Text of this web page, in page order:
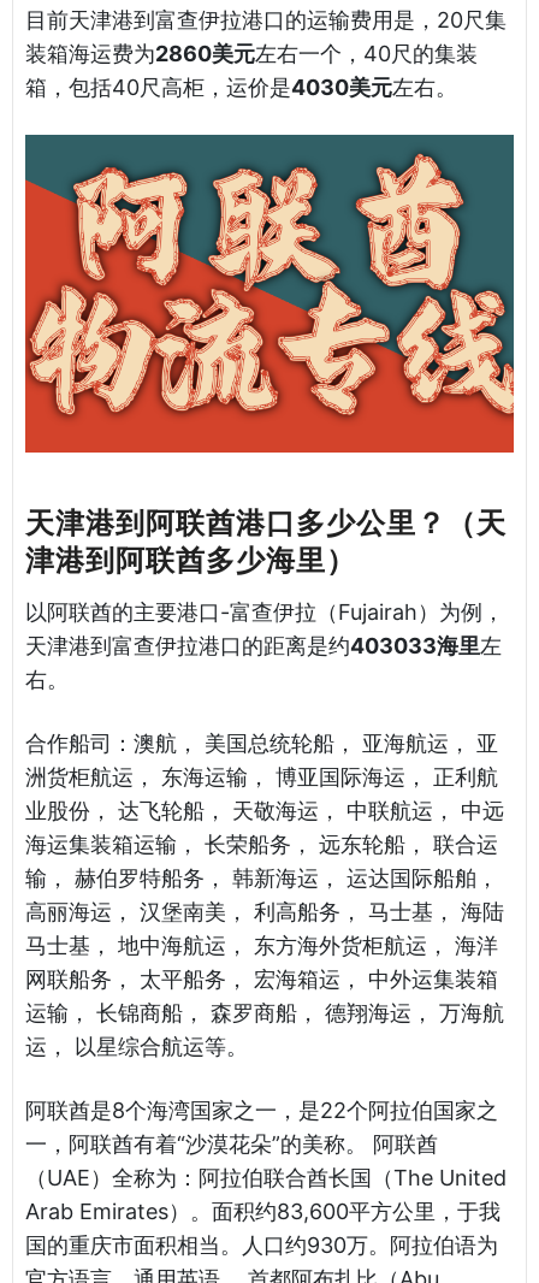
目前天津港到富查伊拉港口的运输费用是，20尺集
装箱海运费为2860美元左右一个，40尺的集装
箱，包括40尺高柜，运价是4030美元左右。
天津港到阿联酋港口多少公里？（天
津港到阿联酋多少海里）
以阿联酋的主要港口-富查伊拉（Fujairah）为例，
天津港到富查伊拉港口的距离是约403033海里左
右。
合作船司：澳航， 美国总统轮船， 亚海航运， 亚
洲货柜航运， 东海运输， 博亚国际海运， 正利航
业股份， 达飞轮船， 天敬海运， 中联航运， 中远
海运集装箱运输， 长荣船务， 远东轮船， 联合运
输， 赫伯罗特船务， 韩新海运， 运达国际船舶，
高丽海运， 汉堡南美， 利高船务， 马士基， 海陆
马士基， 地中海航运， 东方海外货柜航运， 海洋
网联船务， 太平船务， 宏海箱运， 中外运集装箱
运输， 长锦商船， 森罗商船， 德翔海运， 万海航
运， 以星综合航运等。
阿联酋是8个海湾国家之一，是22个阿拉伯国家之
一，阿联酋有着“沙漠花朵”的美称。 阿联酋
（UAE）全称为：阿拉伯联合酋长国（The United
Arab Emirates）。面积约83,600平方公里，于我
国的重庆市面积相当。人口约930万。阿拉伯语为